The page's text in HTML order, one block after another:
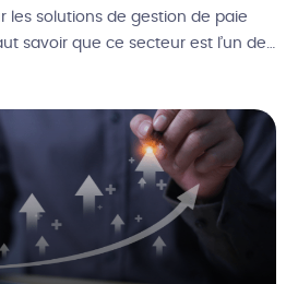
les solutions de gestion de paie
savoir que ce secteur est l’un des
le choix d’un logiciel de